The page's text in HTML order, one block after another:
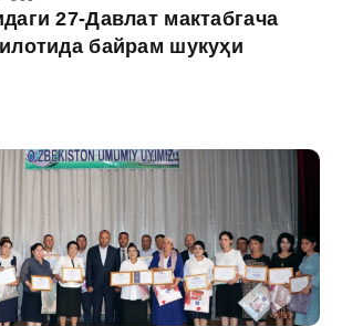
27-Давлат мактабгача
байрам шукуҳи